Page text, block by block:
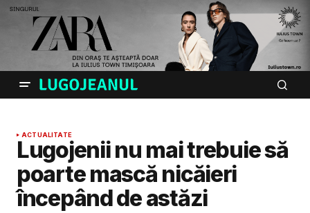
ACTUALITATE
Lugojenii nu mai trebuie să
poarte mască nicăieri
începând de astăzi